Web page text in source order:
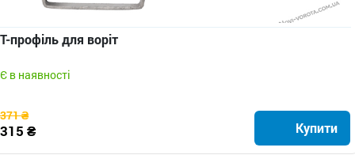
Т-профіль для воріт
Є в наявності
371 ₴
315 ₴ Купити